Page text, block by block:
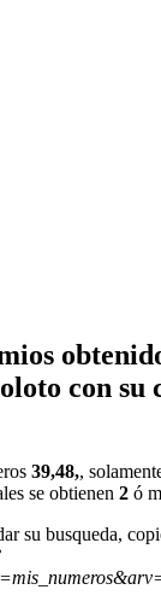
con su
39,48,,
se obtienen 2 ó
su busqueda,